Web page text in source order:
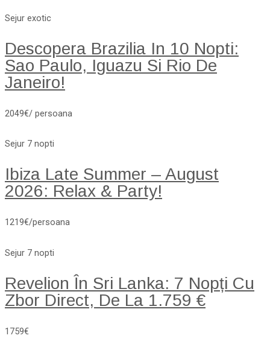
Sejur exotic
Descopera Brazilia In 10 Nopti:
Sao Paulo, Iguazu Si Rio De
Janeiro!
2049€/ persoana
Sejur 7 nopti
Ibiza Late Summer – August
2026: Relax & Party!
1219€/persoana
Sejur 7 nopti
Revelion În Sri Lanka: 7 Nopți Cu
Zbor Direct, De La 1.759 €
1759€